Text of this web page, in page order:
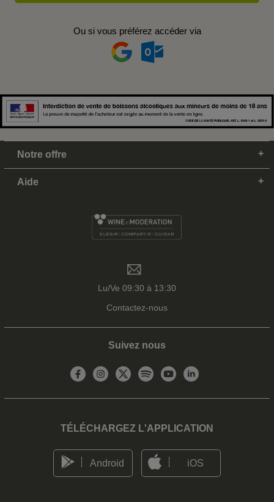
Ou si vous préférez accéder via
Notre offre
Aide
Lu/Ve 09:30 à 13:30
Contactez-nous
Suivez nous
TÉLÉCHARGEZ L'APPLICATION
Android iOS